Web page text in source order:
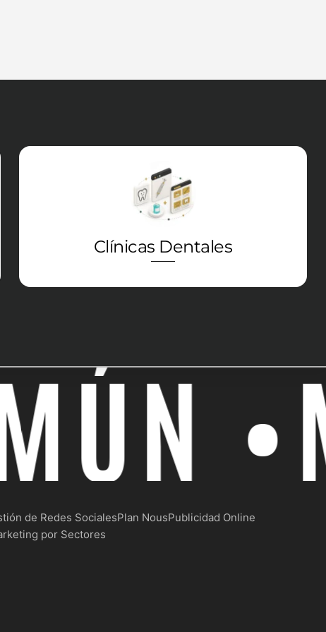
Icon
label
Clínicas Dentales
•
de Redes SocialesPlan NousPublicidad Online
por Sectores